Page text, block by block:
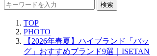
検索
TOP
PHOTO
【2026年春夏】ハイブランド「バッ
グ」おすすめブランド9選｜ISETAN